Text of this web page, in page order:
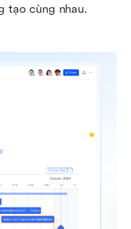
tạo cùng nhau.